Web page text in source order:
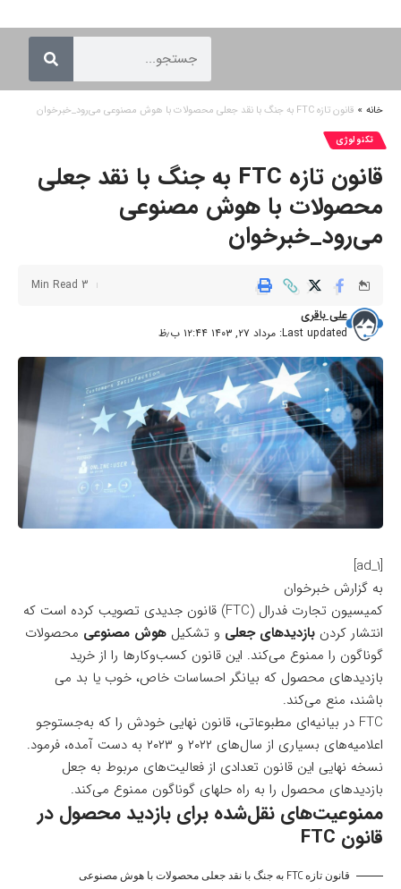
خانه » قانون تازه FTC به جنگ با نقد جعلی محصولات با هوش مصنوعی می‌رود_خبرخوان
تکنولوژی
قانون تازه FTC به جنگ با نقد جعلی
محصولات با هوش مصنوعی
می‌رود_خبرخوان
Last updated: مرداد ۲۷, ۱۴۰۳ ۱۲:۴۴ ب٫ظ
علی باقری
3 Min Read
[ad_1]
به گزارش خبرخوان
کمیسیون تجارت فدرال (FTC) قانون جدیدی تصویب کرده است که
انتشار کردن بازدید‌های جعلی و تشکیل هوش مصنوعی محصولات
گوناگون را ممنوع می‌کند. این قانون کسب‌و‌کارها را از خرید
بازدید‌های محصول که بیانگر احساسات خاص، خوب یا بد می
باشند، منع می‌کند.
FTC در بیانیه‌ای مطبوعاتی، قانون نهایی خودش را که به‌جستوجو
اعلامیه‌های بسیاری از سال‌های ۲۰۲۲ و ۲۰۲۳ به‌ دست آمده، فرمود.
نسخه نهایی این قانون تعدادی از فعالیت‌های مربوط به جعل
بازدید‌های محصول را به راه حلهای گوناگون ممنوع می‌کند.
ممنوعیت‌های نقل‌شده برای بازدید محصول در
قانون FTC
قانون تازه FTC به جنگ با نقد جعلی محصولات با هوش مصنوعی